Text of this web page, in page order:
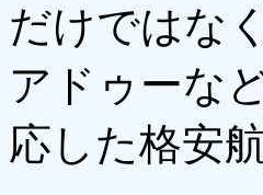
だけではな
アドゥーな
応した格安